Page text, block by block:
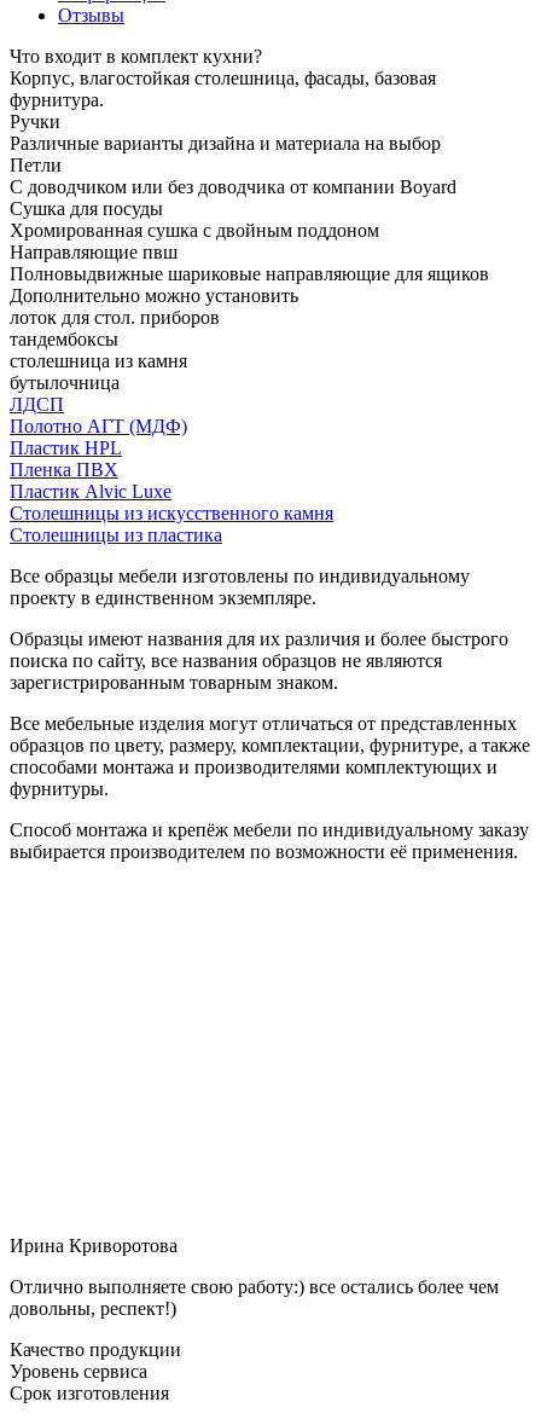
Отзывы
Что входит в комплект кухни?
Корпус, влагостойкая столешница, фасады, базовая
фурнитура.
Ручки
Различные варианты дизайна и материала на выбор
Петли
С доводчиком или без доводчика от компании Boyard
Сушка для посуды
Хромированная сушка с двойным поддоном
Направляющие пвш
Полновыдвижные шариковые направляющие для ящиков
Дополнительно можно установить
лоток для стол. приборов
тандембоксы
столешница из камня
бутылочница
ЛДСП
Полотно АГТ (МДФ)
Пластик HPL
Пленка ПВХ
Пластик Alvic Luxe
Столешницы из искусственного камня
Столешницы из пластика
Все образцы мебели изготовлены по индивидуальному
проекту в единственном экземпляре.
Образцы имеют названия для их различия и более быстрого
поиска по сайту, все названия образцов не являются
зарегистрированным товарным знаком.
Все мебельные изделия могут отличаться от представленных
образцов по цвету, размеру, комплектации, фурнитуре, а также
способами монтажа и производителями комплектующих и
фурнитуры.
Способ монтажа и крепёж мебели по индивидуальному заказу
выбирается производителем по возможности её применения.
Ирина Криворотова
Отлично выполняете свою работу:) все остались более чем
довольны, респект!)
Качество продукции
Уровень сервиса
Срок изготовления